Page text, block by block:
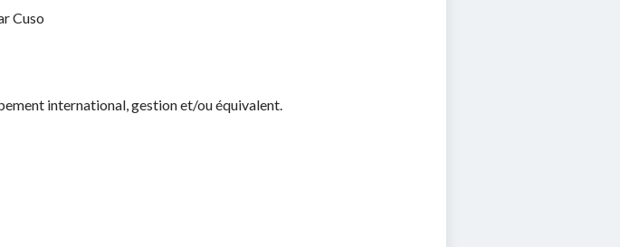
Cuso
international, gestion et/ou équivalent.